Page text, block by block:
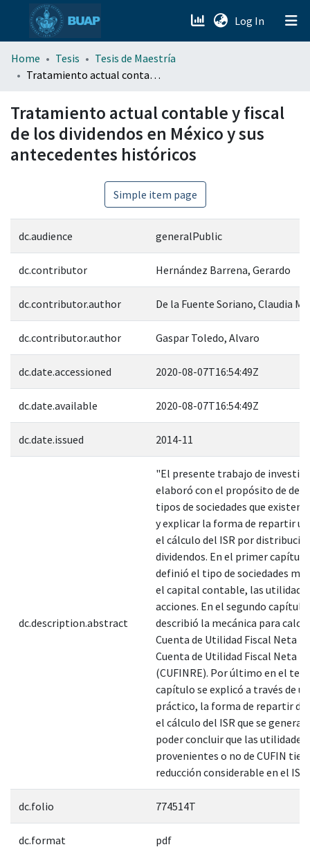
Log In (current)
menu.section.about_menu
Home Tesis
Tesis de Maestría
Tratamiento actual contable y fiscal de los dividendos en México y sus antecedentes históricos
Tratamiento actual contable y fiscal
de los dividendos en México y sus
antecedentes históricos
Simple item page
dc.audience generalPublic
dc.contributor Hernández Barrena, Gerardo
dc.contributor.author De la Fuente Soriano, Claudia
dc.contributor.author Gaspar Toledo, Alvaro
dc.date.accessioned 2020-08-07T16:54:49Z
dc.date.available 2020-08-07T16:54:49Z
dc.date.issued 2014-11
dc.description.abstract
"El presente trabajo de
elaboró con el propósito de
tipos de sociedades que existen
y explicar la forma de repartir
el cálculo del ISR por
dividendos. En el primer
definió el tipo de sociedades
el capital contable, las
acciones. En el segundo capítulo
describió la mecánica para
Cuenta de Utilidad Fiscal Neta
Cuenta de Utilidad Fiscal Neta
(CUFINRE). Por último en el
capítulo se explicó a través de
práctico, la forma de repartir
el cálculo del ISR que se genera,
poder concluir que las utilidades
provenientes o no de CUFIN
reducción considerable en el
dc.folio 774514T
dc.format pdf